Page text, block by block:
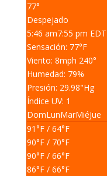
77°
Despejado
5:46 am7:55 pm EDT
Sensación: 77°F
Viento: 8mph 240°
Humedad: 79%
Presión: 29.98"Hg
Índice UV: 1
DomLunMarMiéJue
91°F/ 64°F
90°F/ 70°F
90°F/ 66°F
86°F/ 66°F